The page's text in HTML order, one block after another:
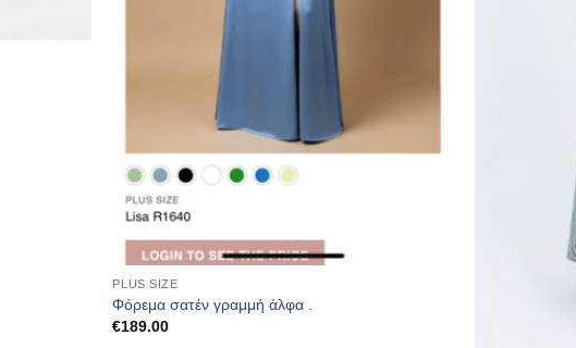
PLUS SIZE
Φόρεμα σατέν γραμμή άλφα .
€189.00